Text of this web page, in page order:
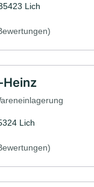
Lich
Heinz
Lich